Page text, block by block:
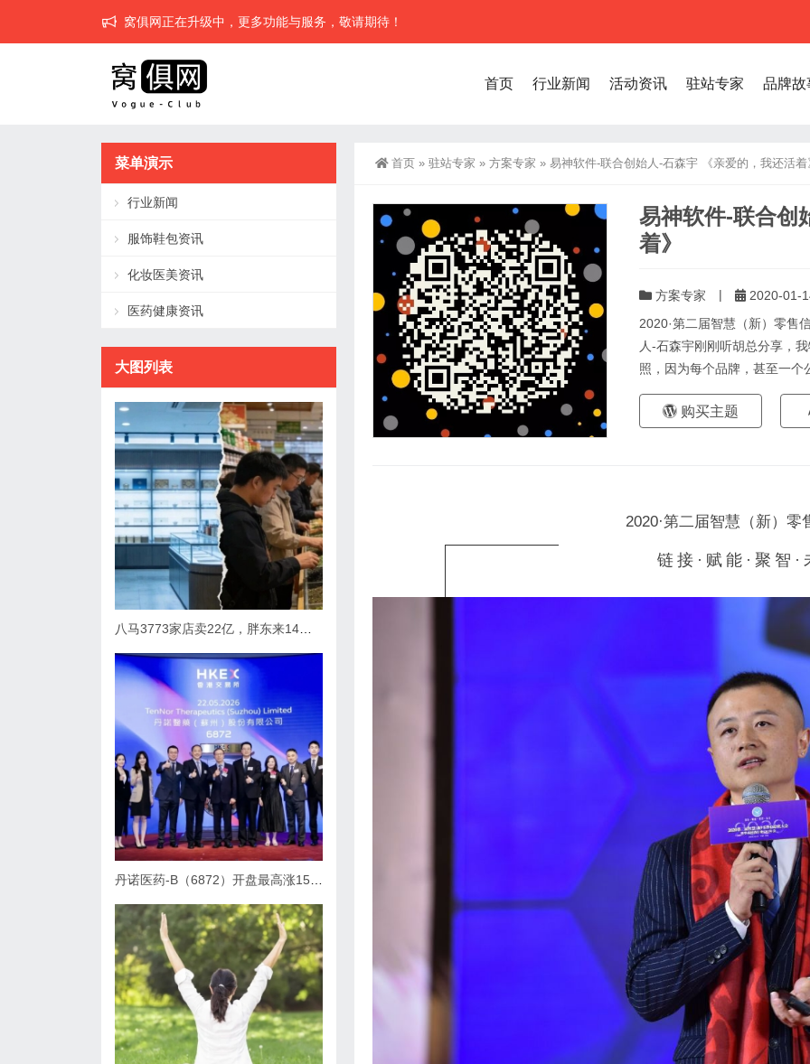
窝俱网正在升级中，更多功能与服务，敬请期待！
首页 行业新闻 活动资讯 驻站专家 品牌故
首页 » 驻站专家 » 方案专家 » 易神软件-联合创始人-石森宇 《亲爱的，我还活着
易神软件-联合创
着》
方案专家 |
2020-01-
2020·第二届智慧（新）零售
人-石森宇刚刚听胡总分享，
照，因为每个品牌，甚至一
购买主题
2020·第二届智慧（新）零
链接·赋能·聚智·
菜单演示
行业新闻
服饰鞋包资讯
化妆医美资讯
医药健康资讯
大图列表